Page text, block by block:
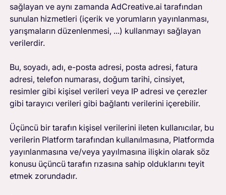
sağlayan ve aynı zamanda AdCreative.ai tarafından
sunulan hizmetleri (içerik ve yorumların yayınlanması,
yarışmaların düzenlenmesi, ...) kullanmayı sağlayan
verilerdir.
Bu, soyadı, adı, e-posta adresi, posta adresi, fatura
adresi, telefon numarası, doğum tarihi, cinsiyet,
resimler gibi kişisel verileri veya IP adresi ve çerezler
gibi tarayıcı verileri gibi bağlantı verilerini içerebilir.
Üçüncü bir tarafın kişisel verilerini ileten kullanıcılar, bu
verilerin Platform tarafından kullanılmasına, Platformda
yayınlanmasına ve/veya yayılmasına ilişkin olarak söz
konusu üçüncü tarafın rızasına sahip olduklarını teyit
etmek zorundadır.